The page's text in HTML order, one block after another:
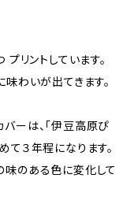
リントしています。
わいが出てきます。
ーは、「伊豆高原ぴ
て３年程になります。
のある色に変化して